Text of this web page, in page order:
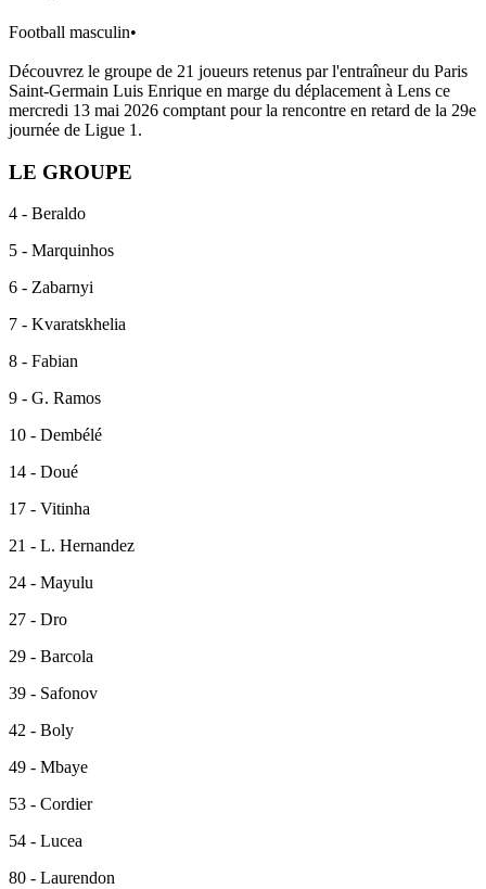
Football masculin•
Découvrez le groupe de 21 joueurs retenus par l'entraîneur du Paris
Saint-Germain Luis Enrique en marge du déplacement à Lens ce
mercredi 13 mai 2026 comptant pour la rencontre en retard de la 29e
journée de Ligue 1.
LE GROUPE
4 - Beraldo
5 - Marquinhos
6 - Zabarnyi
7 - Kvaratskhelia
8 - Fabian
9 - G. Ramos
10 - Dembélé
14 - Doué
17 - Vitinha
21 - L. Hernandez
24 - Mayulu
27 - Dro
29 - Barcola
39 - Safonov
42 - Boly
49 - Mbaye
53 - Cordier
54 - Lucea
80 - Laurendon